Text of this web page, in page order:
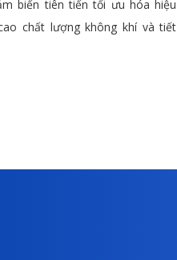
biến tiên tiến tối ưu hóa hiệu
chất lượng không khí và tiết